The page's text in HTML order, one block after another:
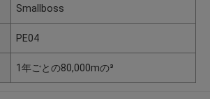
Smallboss
PE04
1年ごとの80,000mの³